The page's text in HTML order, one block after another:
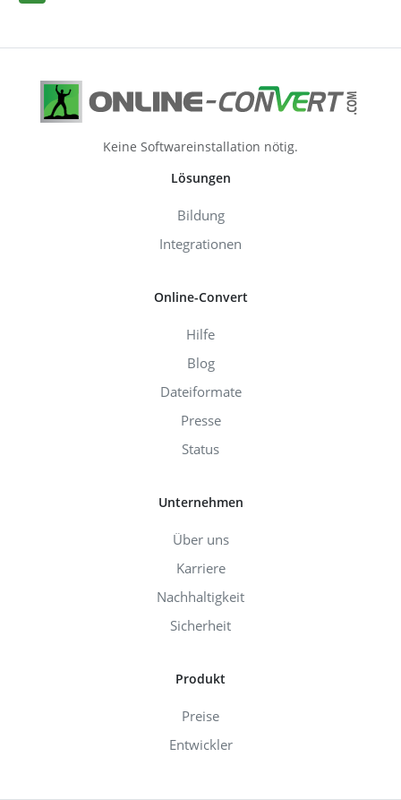
Keine Softwareinstallation nötig.
Lösungen
Bildung
Integrationen
Online-Convert
Hilfe
Blog
Dateiformate
Presse
Status
Unternehmen
Über uns
Karriere
Nachhaltigkeit
Sicherheit
Produkt
Preise
Entwickler